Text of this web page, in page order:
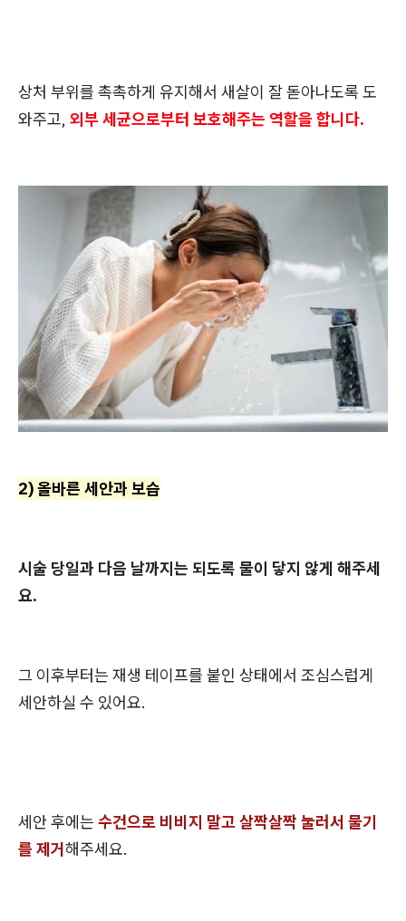
상처 부위를 촉촉하게 유지해서 새살이 잘 돋아나도록 도
와주고, 외부 세균으로부터 보호해주는 역할을 합니다.
2) 올바른 세안과 보습
시술 당일과 다음 날까지는 되도록 물이 닿지 않게 해주세
요.
그 이후부터는 재생 테이프를 붙인 상태에서 조심스럽게
세안하실 수 있어요.
세안 후에는 수건으로 비비지 말고 살짝살짝 눌러서 물기
를 제거해주세요.